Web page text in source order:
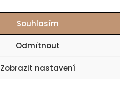
Souhlasím
Odmítnout
Zobrazit nastavení